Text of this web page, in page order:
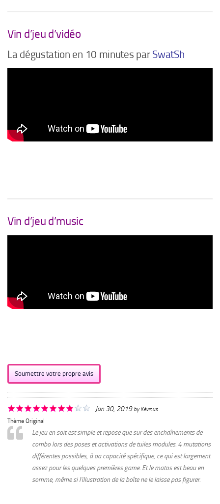
Vin d’jeu d’vidéo
La dégustation en 10 minutes par SwatSh
Vin d’jeu d’music
Soumettre votre propre avis
Jan 30, 2019byKévinus
Thème Original
Le jeu en soit est simple et repose que sur des enchaînements de
combo lors des poses et activations de tuiles modules. 4 mutations
différentes possibles, à oa capacité spécifique, ce qui est largement
assez pour les quelques premières game. Et le matos est beau en
somme, même si l'illustration de la boîte ne le laisse pas figurer.